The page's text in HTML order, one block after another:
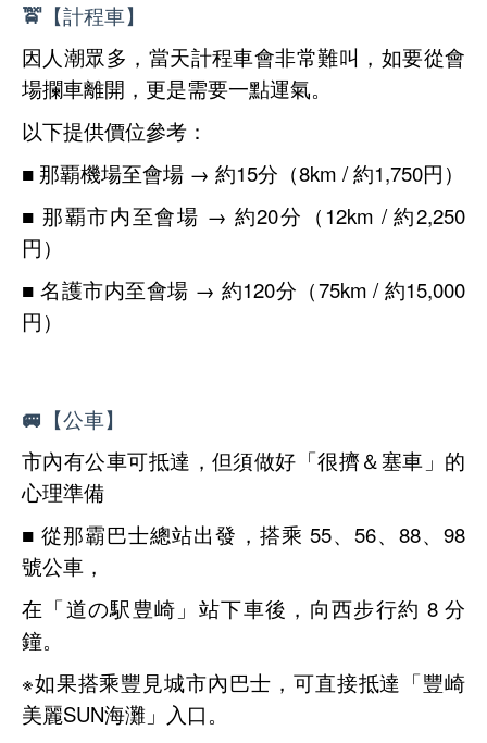
🚖【計程車】
因人潮眾多，當天計程車會非常難叫，如要從會
場攔車離開，更是需要一點運氣。
以下提供價位參考：
■ 那覇機場至會場 → 約15分（8km / 約1,750円）
■ 那覇市内至會場 → 約20分（12km / 約2,250
円）
■ 名護市内至會場 → 約120分（75km / 約15,000
円）
🚐【公車】
市內有公車可抵達，但須做好「很擠＆塞車」的
心理準備
■ 從那霸巴士總站出發，搭乘 55、56、88、98
號公車，
在「道の駅豊崎」站下車後，向西步行約 8 分
鐘。
※如果搭乘豐見城市內巴士，可直接抵達「豐崎
美麗SUN海灘」入口。